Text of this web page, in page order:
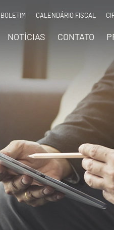
BOLETIM CALENDÁRIO FISCAL
NOTÍCIAS CONTATO